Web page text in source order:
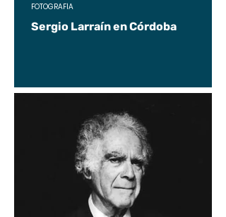
Sergio Larraín en Córdoba
FOTOGRAFÍA